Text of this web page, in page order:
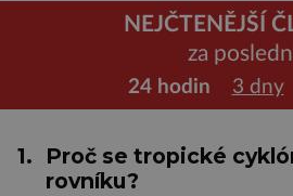
NEJČTENĚJŠÍ
za
24 hodin 3 dny
1.
Proč se tropické
rovníku?